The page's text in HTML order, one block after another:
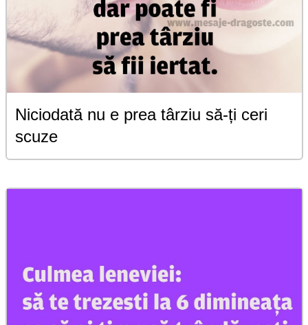
Niciodată nu e prea târziu să-ți ceri
scuze